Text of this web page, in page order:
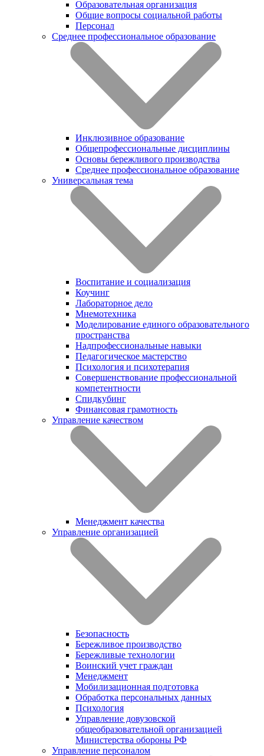
Образовательная организация
Общие вопросы социальной работы
Персонал
Среднее профессиональное образование
Инклюзивное образование
Общепрофессиональные дисциплины
Основы бережливого производства
Среднее профессиональное образование
Универсальная тема
Воспитание и социализация
Коучинг
Лабораторное дело
Мнемотехника
Моделирование единого образовательного
пространства
Надпрофессиональные навыки
Педагогическое мастерство
Психология и психотерапия
Совершенствование профессиональной
компетентности
Спидкубинг
Финансовая грамотность
Управление качеством
Менеджмент качества
Управление организацией
Безопасность
Бережливое производство
Бережливые технологии
Воинский учет граждан
Менеджмент
Мобилизационная подготовка
Обработка персональных данных
Психология
Управление довузовской
общеобразовательной организацией
Министерства обороны РФ
Управление персоналом